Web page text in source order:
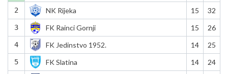
2 NK Rijeka 15 32
3 FK Rainci Gornji 15 26
4 FK Jedinstvo 1952. 14 25
5 FK Slatina 14 24